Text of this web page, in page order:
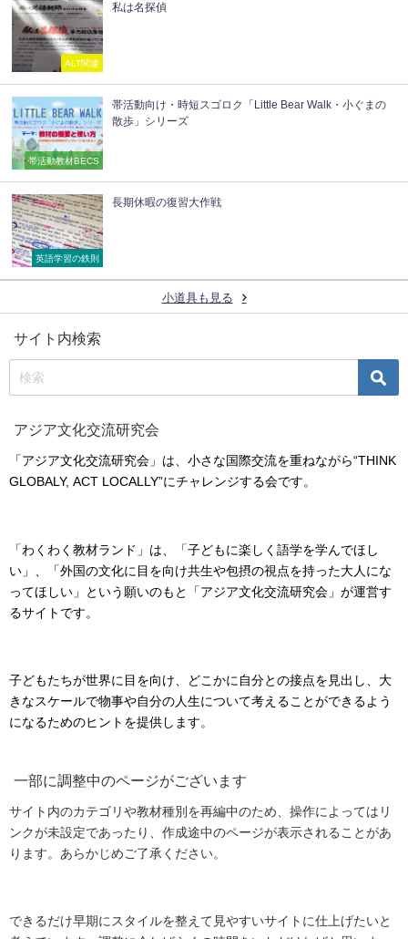
ALT関連
私は名探偵
帯活動教材BECS
帯活動向け・時短スゴロク「Little Bear Walk・小ぐまの
散歩」シリーズ
英語学習の鉄則
長期休暇の復習大作戦
小道具も見る
サイト内検索
アジア文化交流研究会
「アジア文化交流研究会」は、小さな国際交流を重ねながら“THINK
GLOBALY, ACT LOCALLY”にチャレンジする会です。
「わくわく教材ランド」は、「子どもに楽しく語学を学んでほし
い」、「外国の文化に目を向け共生や包摂の視点を持った大人にな
ってほしい」という願いのもと「アジア文化交流研究会」が運営す
るサイトです。
子どもたちが世界に目を向け、どこかに自分との接点を見出し、大
きなスケールで物事や自分の人生について考えることができるよう
になるためのヒントを提供します。
一部に調整中のページがございます
サイト内のカテゴリや教材種別を再編中のため、操作によってはリ
ンクが未設定であったり、作成途中のページが表示されることがあ
ります。あらかじめご了承ください。
できるだけ早期にスタイルを整えて見やすいサイトに仕上げたいと